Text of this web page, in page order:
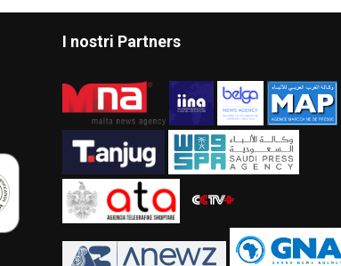
I nostri Partners